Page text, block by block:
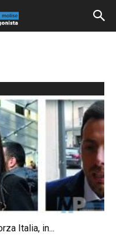
Italia, in...